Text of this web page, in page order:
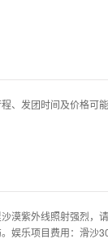
、发团时间及价格可
漠紫外线照射强烈，
娱乐项目费用：滑沙